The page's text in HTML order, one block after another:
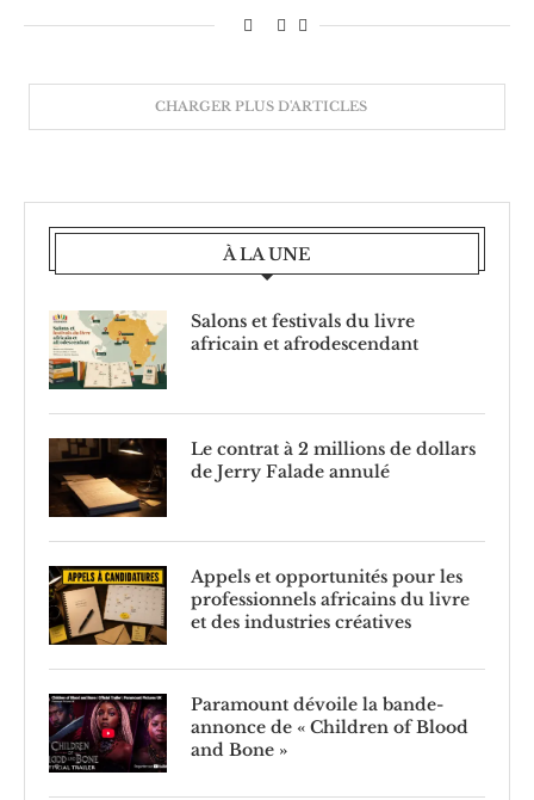
CHARGER PLUS D'ARTICLES
À LA UNE
Salons et festivals du livre
africain et afrodescendant
Le contrat à 2 millions de dollars
de Jerry Falade annulé
Appels et opportunités pour les
professionnels africains du livre
et des industries créatives
Paramount dévoile la bande-
annonce de « Children of Blood
and Bone »